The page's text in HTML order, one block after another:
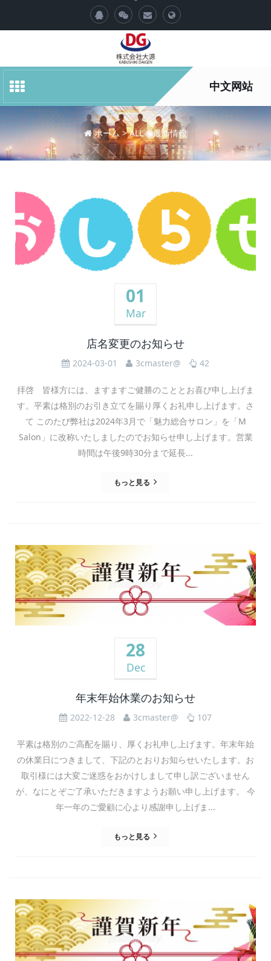
T
g
l
e
a
中文网站
ホーム >ALL>最新情報
01
Mar
店名変更のお知らせ
2024-03-01 3cmaster@ 42
拝啓 皆様方には、ますますご健勝のこととお喜び申し上げま
す。平素は格別のお引き立てを賜り厚くお礼申し上げます。さ
て このたび弊社は2024年3月で「魅力総合サロン」を「M
Salon」に改称いたしましたのでお知らせ申し上げます。営業
時間は午後9時30分まで延長...
もっと見る
28
Dec
年末年始休業のお知らせ
2022-12-28 3cmaster@ 107
平素は格別のご高配を賜り、厚くお礼申し上げます。年末年始
の休業日につきまして、下記のとおりお知らせいたします。お
取引様には大変ご迷惑をおかけしまして申し訳ございません
が、なにとぞご了承いただきますようお願い申し上げます。 今
年一年のご愛顧に心より感謝申し上げま...
もっと見る